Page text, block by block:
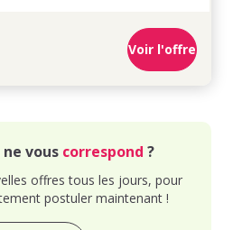
Voir l'offre
vous correspond ?
offres tous les jours, pour
postuler maintenant !